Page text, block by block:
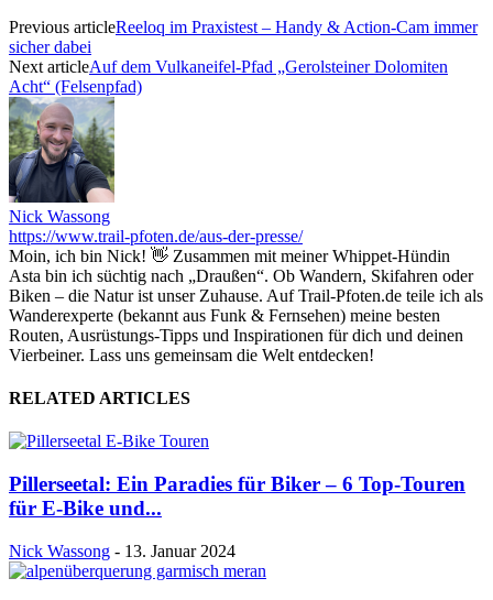
Previous articleReeloq im Praxistest – Handy & Action-Cam immer
sicher dabei
Next articleAuf dem Vulkaneifel-Pfad „Gerolsteiner Dolomiten
Acht“ (Felsenpfad)
Nick Wassong
https://www.trail-pfoten.de/aus-der-presse/
Moin, ich bin Nick! 👋 Zusammen mit meiner Whippet-Hündin
Asta bin ich süchtig nach „Draußen“. Ob Wandern, Skifahren oder
Biken – die Natur ist unser Zuhause. Auf Trail-Pfoten.de teile ich als
Wanderexperte (bekannt aus Funk & Fernsehen) meine besten
Routen, Ausrüstungs-Tipps und Inspirationen für dich und deinen
Vierbeiner. Lass uns gemeinsam die Welt entdecken!
RELATED ARTICLES
Pillerseetal: Ein Paradies für Biker – 6 Top-Touren
für E-Bike und...
Nick Wassong - 13. Januar 2024